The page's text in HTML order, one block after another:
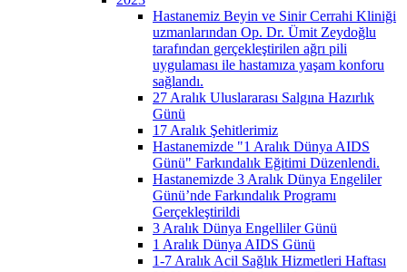
Hastanemiz Beyin ve Sinir Cerrahi Kliniği
uzmanlarından Op. Dr. Ümit Zeydoğlu
tarafından gerçekleştirilen ağrı pili
uygulaması ile hastamıza yaşam konforu
sağlandı.
27 Aralık Uluslararası Salgına Hazırlık
Günü
17 Aralık Şehitlerimiz
Hastanemizde "1 Aralık Dünya AIDS
Günü" Farkındalık Eğitimi Düzenlendi.
Hastanemizde 3 Aralık Dünya Engeliler
Günü’nde Farkındalık Programı
Gerçekleştirildi
3 Aralık Dünya Engelliler Günü
1 Aralık Dünya AIDS Günü
1-7 Aralık Acil Sağlık Hizmetleri Haftası